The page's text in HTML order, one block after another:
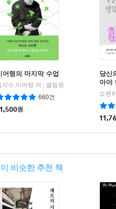
어령의 마지막 수업
지수,이어령 저 | 열림원
660건
원
당신
아야
쇼펜
비슷한 추천 책